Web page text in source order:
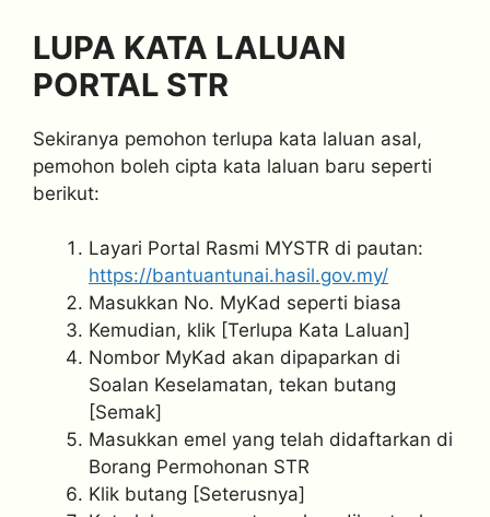
LUPA KATA LALUAN
PORTAL STR
Sekiranya pemohon terlupa kata laluan asal,
pemohon boleh cipta kata laluan baru seperti
berikut:
Layari Portal Rasmi MYSTR di pautan:
https://bantuantunai.hasil.gov.my/
Masukkan No. MyKad seperti biasa
Kemudian, klik [Terlupa Kata Laluan]
Nombor MyKad akan dipaparkan di
Soalan Keselamatan, tekan butang
[Semak]
Masukkan emel yang telah didaftarkan di
Borang Permohonan STR
Klik butang [Seterusnya]